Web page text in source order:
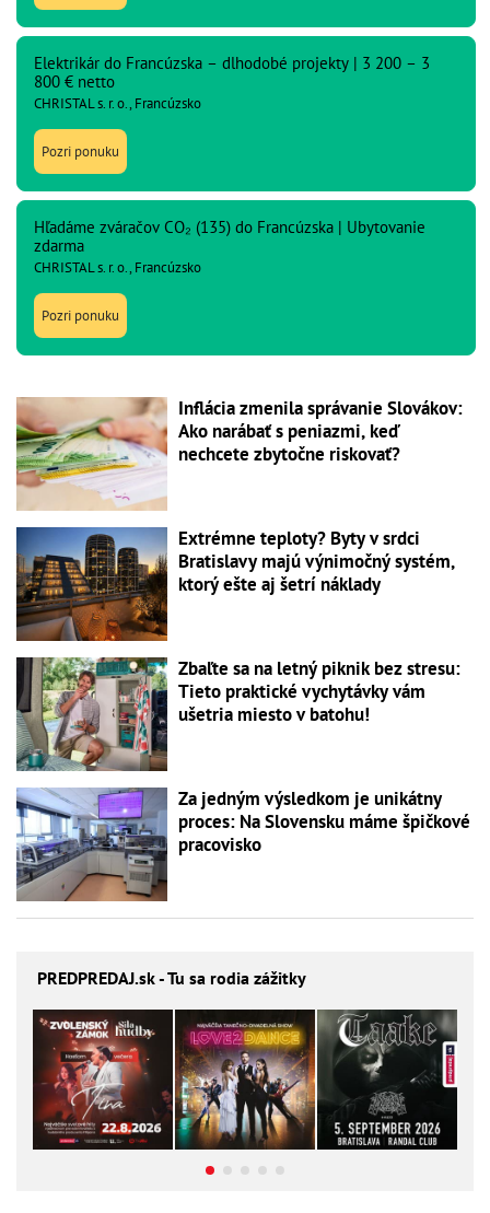
Elektrikár do Francúzska – dlhodobé projekty | 3 200 – 3
800 € netto
CHRISTAL s. r. o., Francúzsko
Pozri ponuku
Hľadáme zváračov CO₂ (135) do Francúzska | Ubytovanie
zdarma
CHRISTAL s. r. o., Francúzsko
Pozri ponuku
Inflácia zmenila správanie Slovákov:
Ako narábať s peniazmi, keď
nechcete zbytočne riskovať?
Extrémne teploty? Byty v srdci
Bratislavy majú výnimočný systém,
ktorý ešte aj šetrí náklady
Zbaľte sa na letný piknik bez stresu:
Tieto praktické vychytávky vám
ušetria miesto v batohu!
Za jedným výsledkom je unikátny
proces: Na Slovensku máme špičkové
pracovisko
PREDPREDAJ.sk - Tu sa rodia zážitky